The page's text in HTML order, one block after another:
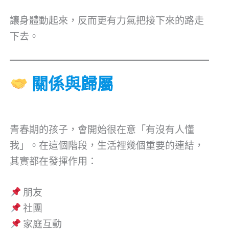
讓身體動起來，反而更有力氣把接下來的路走
下去。
關係與歸屬
青春期的孩子，會開始很在意「有沒有人懂
我」。在這個階段，生活裡幾個重要的連結，
其實都在發揮作用：
朋友
社團
家庭互動